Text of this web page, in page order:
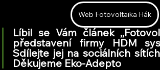
Web Fotovoltaika Hák
Líbil se Vám článek
představení firmy HDM
Sdílejte jej na sociálních
Děkujeme Eko-Adepto